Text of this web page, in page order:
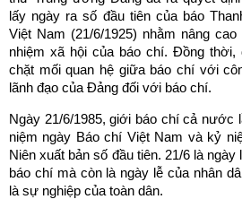
lấy ngày ra số đầu tiên của báo
Việt Nam (21/6/1925) nhằm nâng
nhiệm xã hội của báo chí. Đồng thời,
chặt mối quan hệ giữa báo chí với
lãnh đạo của Đảng đối với báo chí.
Ngày 21/6/1985, giới báo chí cả nước
niệm ngày Báo chí Việt Nam và kỷ
Niên xuất bản số đầu tiên. 21/6 là
báo chí mà còn là ngày lễ của nhân
là sự nghiệp của toàn dân.